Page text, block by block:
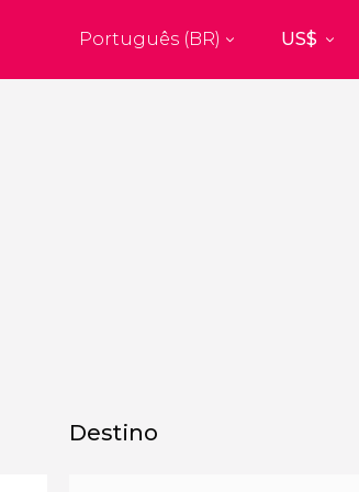
Top destinos
Ver todos os destinos
Português (BR)
Destino